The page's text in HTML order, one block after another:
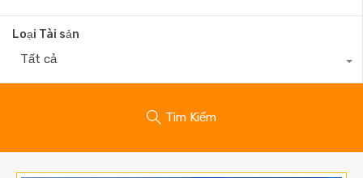
Loại Tài sản
Tất cả
Tìm Kiếm